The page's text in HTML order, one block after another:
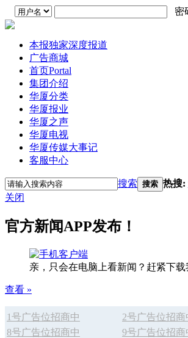
密
本报独家深度报道
广告商城
首页Portal
集团介绍
华厦分类
华厦报业
华厦之声
华厦电视
华厦传媒大事记
客服中心
搜索 搜索 热搜:
关闭
官方新闻APP发布！
亲，只会在电脑上看新闻？赶紧下
查看 »
1号广告位招商中 2号广告位招商
8号广告位招商中
9号广告位招商